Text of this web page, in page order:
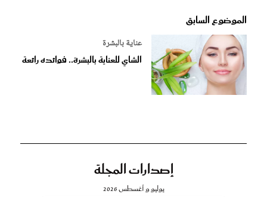
الموضوع السابق
عناية بالبشرة
الشاي للعناية بالبشرة.. فوائده رائعة
إصدارات المجلة
يوليو و أغسطس 2026